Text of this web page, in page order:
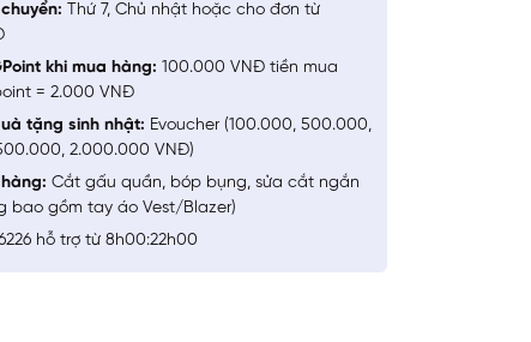
Thứ 7, Chủ nhật hoặc cho đơn từ
khi mua hàng: 100.000 VNĐ tiền mua
= 2.000 VNĐ
tặng sinh nhật: Evoucher (100.000, 500.000,
2.000.000 VNĐ)
Cắt gấu quần, bóp bụng, sửa cắt ngắn
bao gồm tay áo Vest/Blazer)
hỗ trợ từ 8h00:22h00